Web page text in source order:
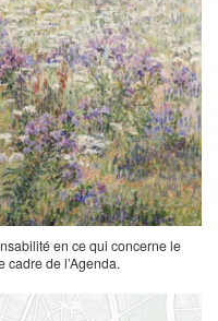
en ce qui concerne le
de l’Agenda.